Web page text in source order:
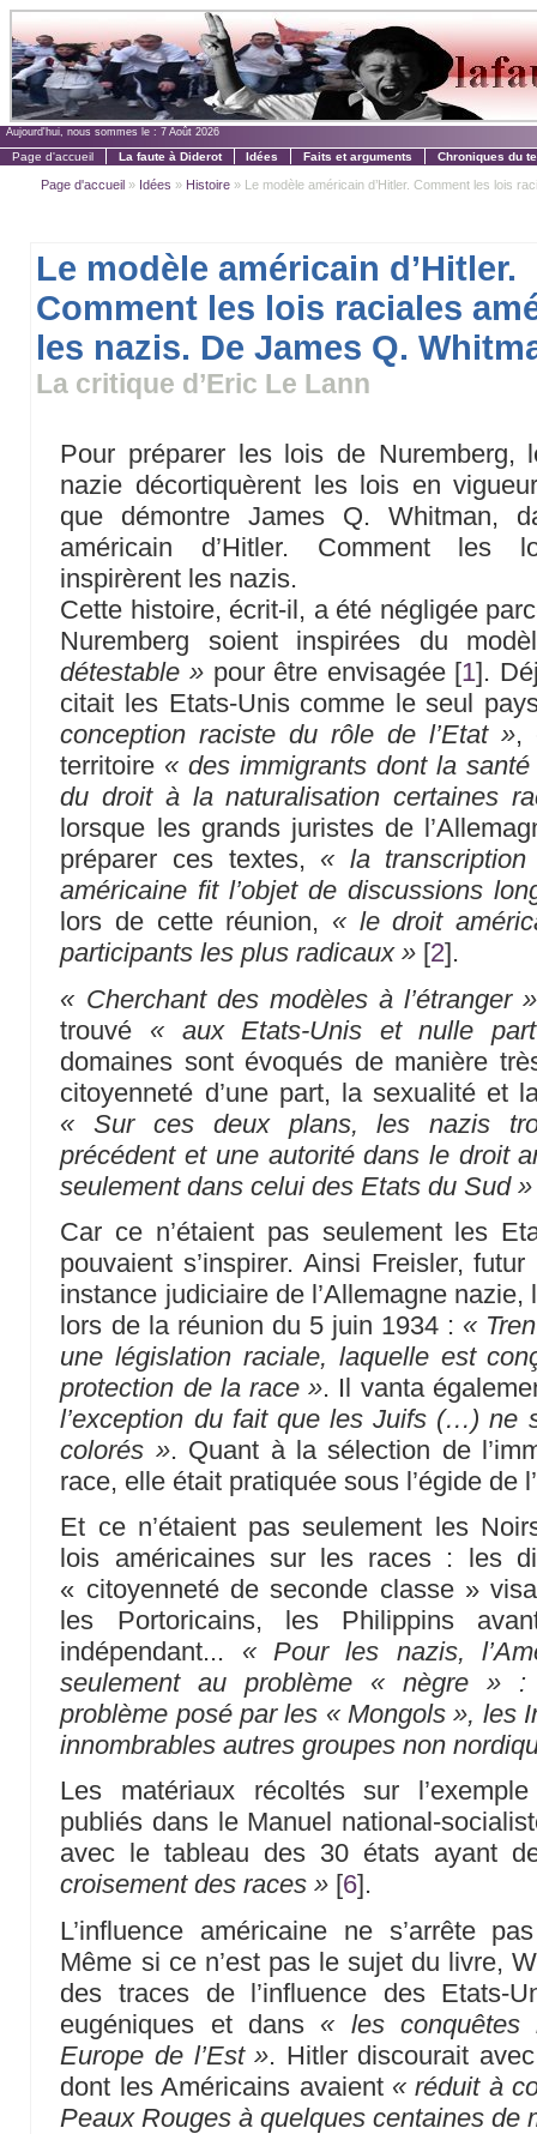
Aujourd'hui, nous sommes le : 7 Août 2026
Page d'accueil La faute à Diderot Idées Faits et arguments Chroniques du
Page d'accueil » Idées » Histoire » Le modèle américain d’Hitler. Comment les lois
Le modèle américain d’Hitler.
Comment les lois raciales
les nazis. De James Q.
La critique d’Eric Le Lann
Pour préparer les lois de Nuremberg,
nazie décortiquèrent les lois en
que démontre James Q. Whitman,
américain d’Hitler. Comment les
inspirèrent les nazis.
Cette histoire, écrit-il, a été négligée
Nuremberg soient inspirées du
détestable » pour être envisagée[1].
citait les Etats-Unis comme le seul
conception raciste du rôle de l’Etat »,
territoire « des immigrants dont la
du droit à la naturalisation certaines
lorsque les grands juristes de
préparer ces textes, « la
américaine fit l’objet de discussions
lors de cette réunion, « le droit
participants les plus radicaux » [2].
« Cherchant des modèles à l’étranger »
trouvé « aux Etats-Unis et nulle
domaines sont évoqués de manière
citoyenneté d’une part, la sexualité et
« Sur ces deux plans, les nazis
précédent et une autorité dans le droit
seulement dans celui des Etats du Sud »
Car ce n’étaient pas seulement les
pouvaient s’inspirer. Ainsi Freisler,
instance judiciaire de l’Allemagne
lors de la réunion du 5 juin 1934 : «
une législation raciale, laquelle est
protection de la race ». Il vanta
l’exception du fait que les Juifs (…) ne
colorés ». Quant à la sélection de
race, elle était pratiquée sous l’égide de
Et ce n’étaient pas seulement les
lois américaines sur les races : les
« citoyenneté de seconde classe »
les Portoricains, les Philippins
indépendant... « Pour les nazis,
seulement au problème « nègre » :
problème posé par les « Mongols », les
innombrables autres groupes non
Les matériaux récoltés sur
publiés dans le Manuel national-
avec le tableau des 30 états ayant
croisement des races » [6] .
L’influence américaine ne s’arrête
Même si ce n’est pas le sujet du livre,
des traces de l’influence des Etats-
eugéniques et dans « les conquêtes
Europe de l’Est ». Hitler discourait
dont les Américains avaient « réduit à
Peaux Rouges à quelques centaines de